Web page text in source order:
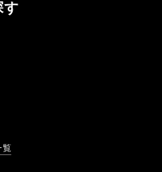
す
覧